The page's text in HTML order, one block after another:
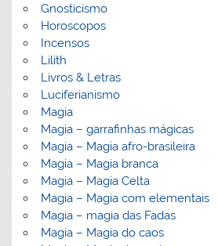
Gnosticismo
Horoscopos
Incensos
Lilith
Livros & Letras
Luciferianismo
Magia
Magia – garrafinhas mágicas
Magia – Magia afro-brasileira
Magia – Magia branca
Magia – Magia Celta
Magia – Magia com elementais
Magia – magia das Fadas
Magia – Magia do caos